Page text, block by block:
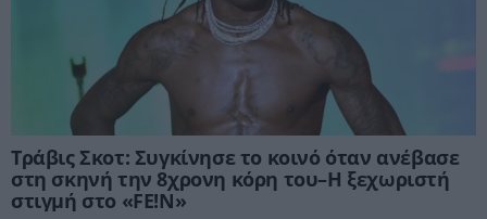
Τράβις Σκοτ: Συγκίνησε το κοινό όταν ανέβασε
στη σκηνή την 8χρονη κόρη του–Η ξεχωριστή
στιγμή στο «FE!N»